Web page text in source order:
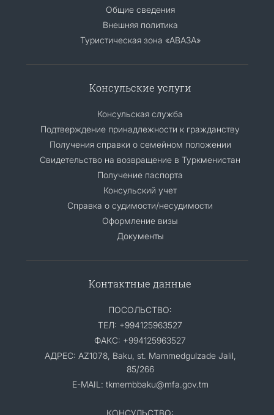
Общие сведения
Внешняя политика
Туристическая зона «АВАЗА»
Консульские услуги
Консульская служба
Подтверждение принадлежности к гражданству
Получения справки о семейном положении
Свидетельство на возвращение в Туркменистан
Получение паспорта
Консульский учет
Справка о судимости/несудимости
Оформление визы
Документы
Контактные данные
ПОСОЛЬСТВО:
ТЕЛ: +994125963527
ФАКС: +994125963527
АДРЕС: AZ1078, Baku, st. Mammedgulzade Jalil,
85/266
E-MAIL: tkmembbaku@mfa.gov.tm
КОНСУЛЬСТВО: